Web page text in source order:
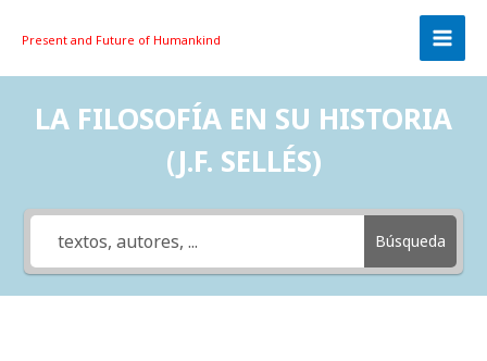
Present and Future of Humankind
LA FILOSOFÍA EN SU HISTORIA
(J.F. SELLÉS)
Búsqueda